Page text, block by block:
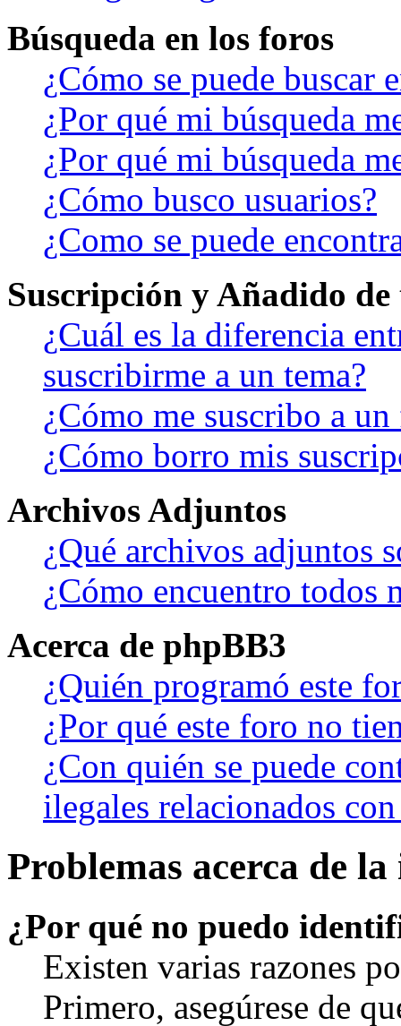
Búsqueda en los foros
¿Cómo se puede buscar
¿Por qué mi búsqueda
¿Por qué mi búsqueda
¿Cómo busco usuarios?
¿Como se puede
Suscripción y Añadido
¿Cuál es la diferencia
suscribirme a un tema?
¿Cómo me suscribo a
¿Cómo borro mis
Archivos Adjuntos
¿Qué archivos adjuntos
¿Cómo encuentro todos
Acerca de phpBB3
¿Quién programó este
¿Por qué este foro no
¿Con quién se puede
ilegales relacionados
Problemas acerca de
¿Por qué no puedo
Existen varias razones
Primero, asegúrese de